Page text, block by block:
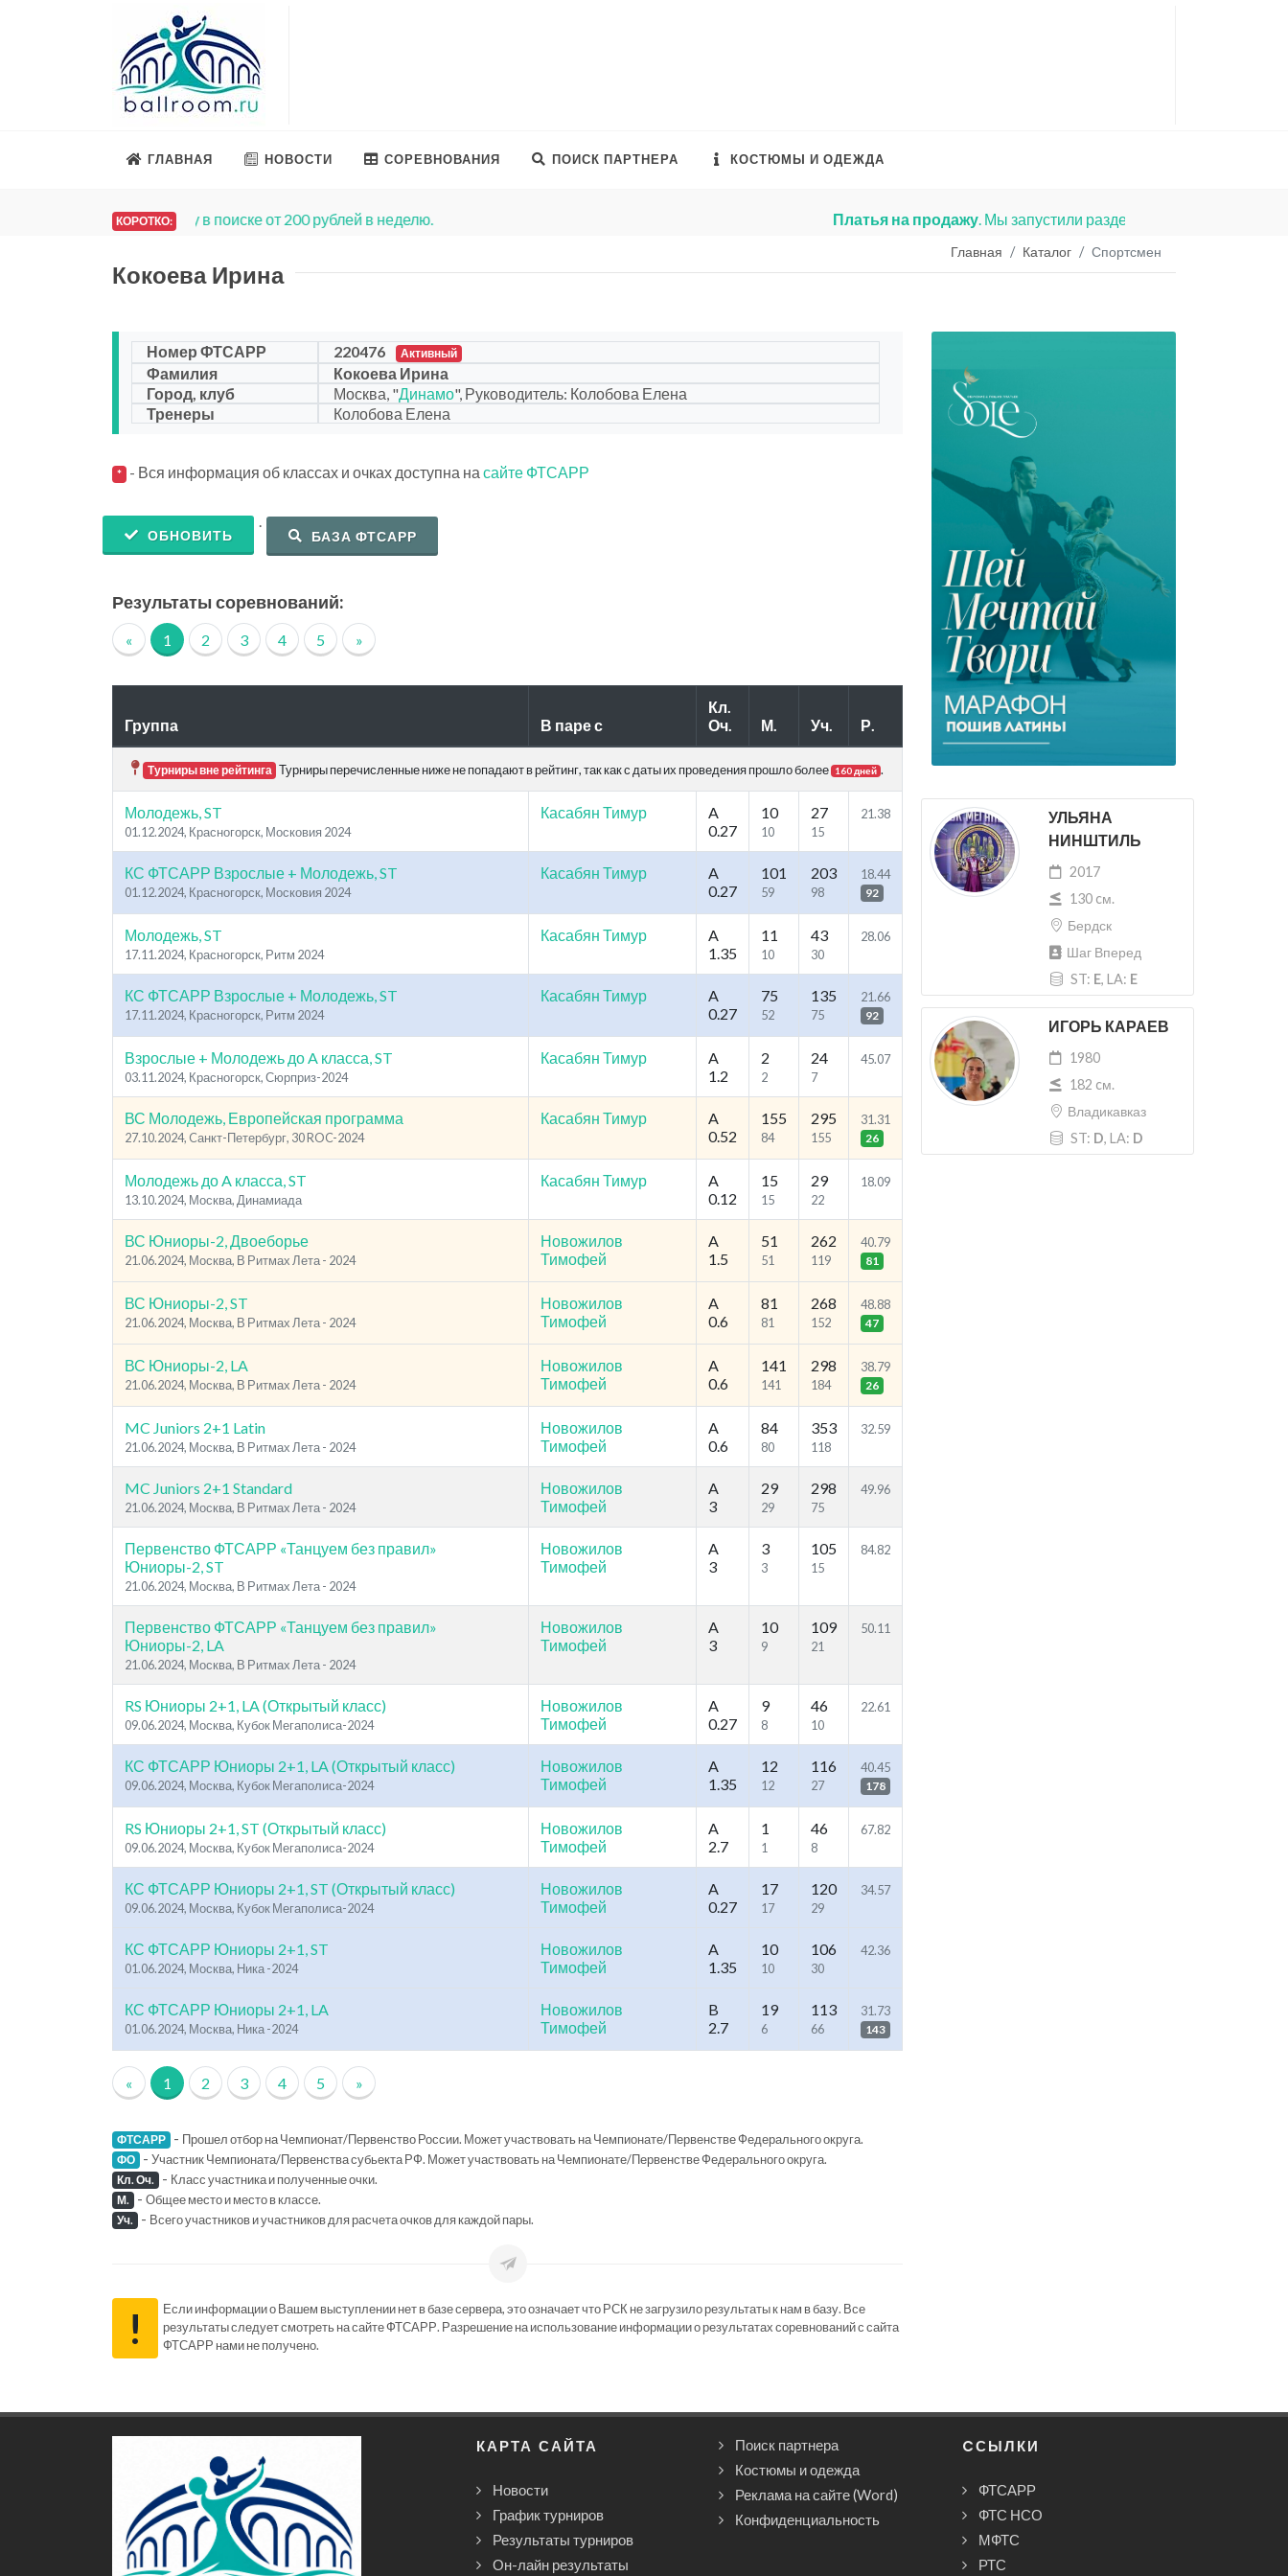
ГЛАВНАЯ НОВОСТИ СОРЕВНОВАНИЯ ПОИСК ПАРТНЕРА КОСТЮМЫ И ОДЕЖДА
КОРОТКО: Платья на продажу. Мы запустили раздел обьявлений о продаже танцевальных костюмов.
Главная Каталог Спортсмен
Кокоева Ирина
УЛЬЯНА
НИНШТИЛЬ
2017
130 cм.
Бердск
Шаг Вперед
ST: E, LA: E
ИГОРЬ КАРАЕВ
1980
182 cм.
Владикавказ
ST: D, LA: D
Номер ФТСАРР 220476 Активный
Фамилия
Кокоева Ирина
Город, клуб
Москва, "Динамо", Руководитель: Колобова Елена
Тренеры
Колобова Елена
* - Вся информация об классах и очках доступна на сайте ФТСАРР
ОБНОВИТЬ
.
БАЗА ФТСАРР
Результаты соревнований:
« 1 2 3 4 5 »
Группа В паре с
Кл.
Оч.
М. Уч. Р.
Турниры вне рейтинга Турниры перечисленные ниже не попадают в рейтинг, так как с даты их проведения прошло более 160 дней .
Молодежь, ST
01.12.2024, Красногорск, Московия 2024
Касабян Тимур
A
0.27
10
10
27
15
21.38
КС ФТСАРР Взрослые + Молодежь, ST
01.12.2024, Красногорск, Московия 2024
Касабян Тимур
A
0.27
101
59
203
98
18.44
92
Молодежь, ST
17.11.2024, Красногорск, Ритм 2024
Касабян Тимур
A
1.35
11
10
43
30
28.06
КС ФТСАРР Взрослые + Молодежь, ST
17.11.2024, Красногорск, Ритм 2024
Касабян Тимур
A
0.27
75
52
135
75
21.66
92
Взрослые + Молодежь до A класса, ST
03.11.2024, Красногорск, Сюрприз-2024
Касабян Тимур
A
1.2
2
2
24
7
45.07
ВС Молодежь, Европейская программа
27.10.2024, Cанкт-Петербург, 30 ROC-2024
Касабян Тимур
A
0.52
155
84
295
155
31.31
26
Молодежь до A класса, ST
13.10.2024, Москва, Динамиада
Касабян Тимур
A
0.12
15
15
29
22
18.09
ВС Юниоры-2, Двоеборье
21.06.2024, Москва, В Ритмах Лета - 2024
Новожилов
Тимофей
A
1.5
51
51
262
119
40.79
81
ВС Юниоры-2, ST
21.06.2024, Москва, В Ритмах Лета - 2024
Новожилов
Тимофей
A
0.6
81
81
268
152
48.88
47
ВС Юниоры-2, LA
21.06.2024, Москва, В Ритмах Лета - 2024
Новожилов
Тимофей
A
0.6
141
141
298
184
38.79
26
MC Juniors 2+1 Latin
21.06.2024, Москва, В Ритмах Лета - 2024
Новожилов
Тимофей
A
0.6
84
80
353
118
32.59
MC Juniors 2+1 Standard
21.06.2024, Москва, В Ритмах Лета - 2024
Новожилов
Тимофей
A
3
29
29
298
75
49.96
Первенство ФТСАРР «Танцуем без правил»
Юниоры-2, ST
21.06.2024, Москва, В Ритмах Лета - 2024
Новожилов
Тимофей
A
3
3
3
105
15
84.82
Первенство ФТСАРР «Танцуем без правил»
Юниоры-2, LA
21.06.2024, Москва, В Ритмах Лета - 2024
Новожилов
Тимофей
A
3
10
9
109
21
50.11
RS Юниоры 2+1, LA (Открытый класс)
09.06.2024, Москва, Кубок Мегаполиса-2024
Новожилов
Тимофей
A
0.27
9
8
46
10
22.61
КС ФТСАРР Юниоры 2+1, LA (Открытый класс)
09.06.2024, Москва, Кубок Мегаполиса-2024
Новожилов
Тимофей
A
1.35
12
12
116
27
40.45
178
RS Юниоры 2+1, ST (Открытый класс)
09.06.2024, Москва, Кубок Мегаполиса-2024
Новожилов
Тимофей
A
2.7
1
1
46
8
67.82
КС ФТСАРР Юниоры 2+1, ST (Открытый класс)
09.06.2024, Москва, Кубок Мегаполиса-2024
Новожилов
Тимофей
A
0.27
17
17
120
29
34.57
КС ФТСАРР Юниоры 2+1, ST
01.06.2024, Москва, Ника -2024
Новожилов
Тимофей
A
1.35
10
10
106
30
42.36
КС ФТСАРР Юниоры 2+1, LA
01.06.2024, Москва, Ника -2024
Новожилов
Тимофей
B
2.7
19
6
113
66
31.73
143
« 1 2 3 4 5 »
ФТСАРР - Прошел отбор на Чемпионат/Первенство России. Может участвовать на Чемпионате/Первенстве Федерального округа.
ФО - Участник Чемпионата/Первенства субьекта РФ. Может участвовать на Чемпионате/Первенстве Федерального округа.
Кл. Оч. - Класс участника и полученные очки.
М. - Общее место и место в классе.
Уч. - Всего участников и участников для расчета очков для каждой пары.
!
Если информации о Вашем выступлении нет в базе сервера, это означает что РСК не загрузило результаты к нам в базу. Все
результаты следует смотреть на сайте ФТСАРР. Разрешение на использование информации о результатах соревнований с сайта
ФТСАРР нами не получено.
КАРТА САЙТА
Новости
График турниров
Результаты турниров
Он-лайн результаты
Поиск партнера
Костюмы и одежда
Реклама на сайте (Word)
Конфиденциальность
CСЫЛКИ
ФТСАРР
ФТС НСО
МФТС
РТС